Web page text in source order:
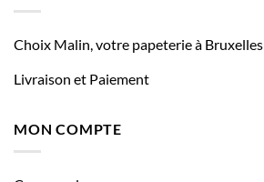
Choix Malin, votre papeterie à Bruxelles
Livraison et Paiement
MON COMPTE